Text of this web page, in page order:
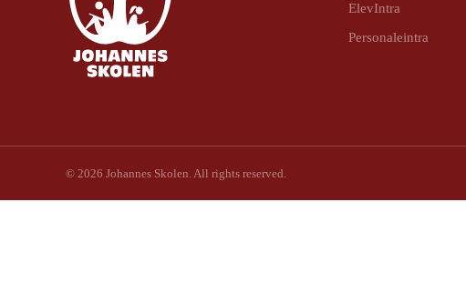
ElevIntra
Personaleintra
© 2026 Johannes Skolen. All rights reserved.